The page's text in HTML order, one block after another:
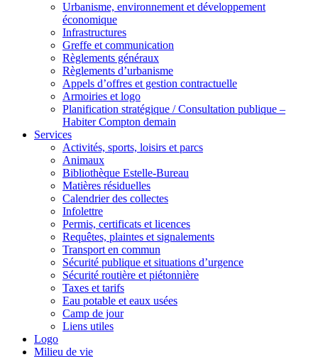
Urbanisme, environnement et développement
économique
Infrastructures
Greffe et communication
Règlements généraux
Règlements d’urbanisme
Appels d’offres et gestion contractuelle
Armoiries et logo
Planification stratégique / Consultation publique –
Habiter Compton demain
Services
Activités, sports, loisirs et parcs
Animaux
Bibliothèque Estelle-Bureau
Matières résiduelles
Calendrier des collectes
Infolettre
Permis, certificats et licences
Requêtes, plaintes et signalements
Transport en commun
Sécurité publique et situations d’urgence
Sécurité routière et piétonnière
Taxes et tarifs
Eau potable et eaux usées
Camp de jour
Liens utiles
Logo
Milieu de vie